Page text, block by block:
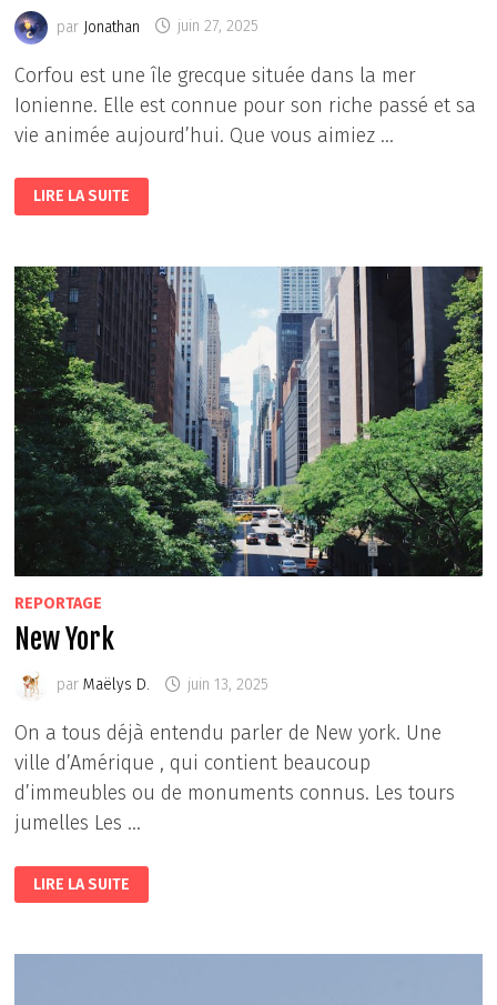
par Jonathan juin 27, 2025
Corfou est une île grecque située dans la mer
Ionienne. Elle est connue pour son riche passé et sa
vie animée aujourd’hui. Que vous aimiez …
CORFOU
LIRE LA SUITE
REPORTAGE
New York
parMaëlys D. juin 13, 2025
On a tous déjà entendu parler de New york. Une
ville d’Amérique , qui contient beaucoup
d’immeubles ou de monuments connus. Les tours
jumelles Les …
NEW
YORK
LIRE LA SUITE